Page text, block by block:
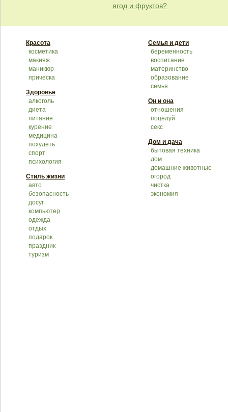
ягод и фруктов?
Красота
косметика
макияж
маникюр
прическа
Здоровье
алкоголь
диета
питание
курение
медицина
похудеть
спорт
психология
Стиль жизни
авто
безопасность
досуг
компьютер
одежда
отдых
подарок
праздник
туризм
Семья и дети
беременность
воспитание
материнство
образование
семья
Он и она
отношения
поцелуй
секс
Дом и дача
бытовая техника
дом
домашние животные
огород
чистка
экономия